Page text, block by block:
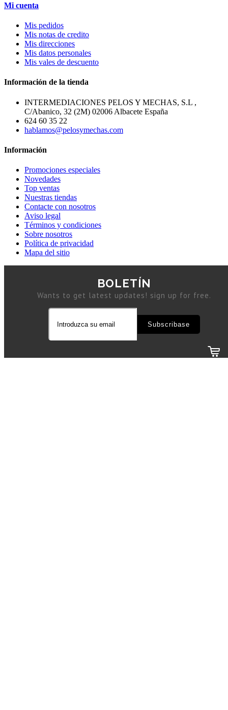
Mi cuenta
Mis pedidos
Mis notas de credito
Mis direcciones
Mis datos personales
Mis vales de descuento
Información de la tienda
INTERMEDIACIONES PELOS Y MECHAS, S.L ,
C/Abanico, 32 (2M) 02006 Albacete España
624 60 35 22
hablamos@pelosymechas.com
Información
Promociones especiales
Novedades
Top ventas
Nuestras tiendas
Contacte con nosotros
Aviso legal
Términos y condiciones
Sobre nosotros
Política de privacidad
Mapa del sitio
BOLETÍN
Wants to get latest updates! sign up for free.
Subscribase